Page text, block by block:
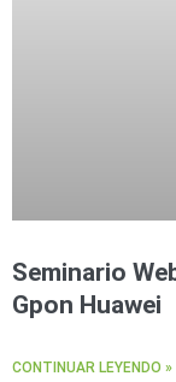
Seminario
Gpon Huawei
CONTINUAR LEYENDO »